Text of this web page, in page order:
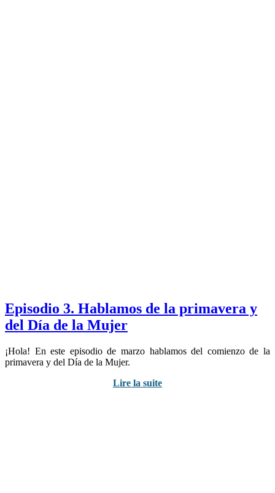
Episodio 3. Hablamos de la primavera y
del Día de la Mujer
¡Hola! En este episodio de marzo hablamos del comienzo de la
primavera y del Día de la Mujer.
Lire la suite